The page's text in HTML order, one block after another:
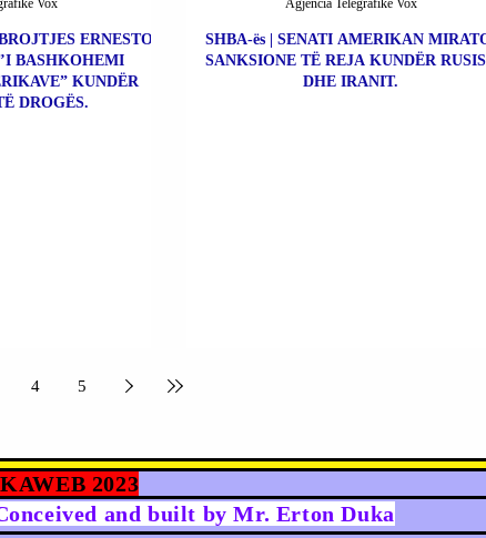
ERNESTO
BASHKOHEMI
KUNDËR
DROGËS.
Vox
SHBA-ës | SENATI AMERIKAN
SANKSIONE TË REJA KUNDËR
DHE IRANIT.
Agjencia Telegrafike Vox
4 5
2023
and built by Mr. Erton Duka